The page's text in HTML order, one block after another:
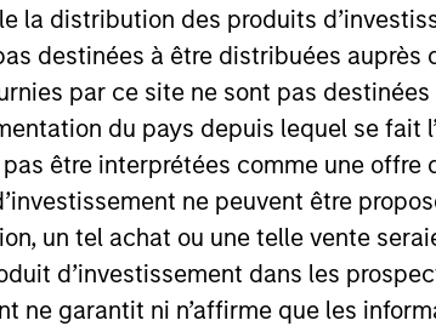
la distribution des produits
destinées à être distribuées
par ce site ne sont pas
du pays depuis lequel se fait
être interprétées comme une offre
ne peuvent être
un tel achat ou une telle vente
d’investissement dans les
ne garantit ni n’affirme que lesQUARTERLY